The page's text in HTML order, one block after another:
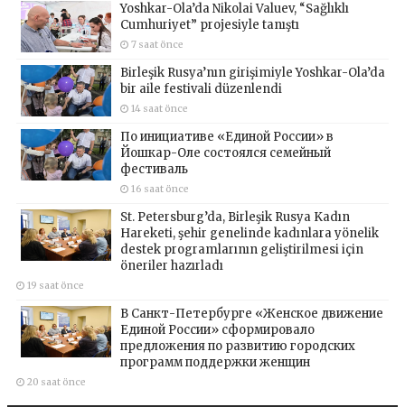
Yoshkar-Ola’da Nikolai Valuev, “Sağlıklı
Cumhuriyet” projesiyle tanıştı
7 saat önce
Birleşik Rusya’nın girişimiyle Yoshkar-Ola’da
bir aile festivali düzenlendi
14 saat önce
По инициативе «Единой России» в
Йошкар-Оле состоялся семейный
фестиваль
16 saat önce
St. Petersburg’da, Birleşik Rusya Kadın
Hareketi, şehir genelinde kadınlara yönelik
destek programlarının geliştirilmesi için
öneriler hazırladı
19 saat önce
В Санкт-Петербурге «Женское движение
Единой России» сформировало
предложения по развитию городских
программ поддержки женщин
20 saat önce